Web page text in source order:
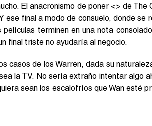
El anacronismo de poner <> de The
ese final a modo de consuelo, donde se
terminen en una nota
final triste no ayudaría al negocio.
casos de los Warren, dada su
la TV. No sería extraño intentar algo
sean los escalofríos que Wan esté